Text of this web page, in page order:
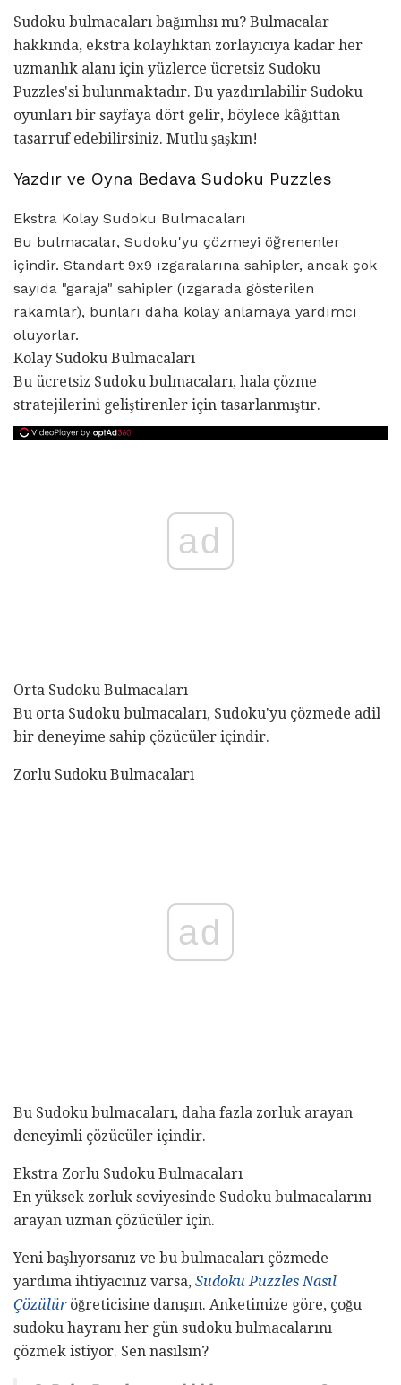
Sudoku bulmacaları bağımlısı mı? Bulmacalar
hakkında, ekstra kolaylıktan zorlayıcıya kadar her
uzmanlık alanı için yüzlerce ücretsiz Sudoku
Puzzles'si bulunmaktadır. Bu yazdırılabilir Sudoku
oyunları bir sayfaya dört gelir, böylece kâğıttan
tasarruf edebilirsiniz. Mutlu şaşkın!
Yazdır ve Oyna Bedava Sudoku Puzzles
Ekstra Kolay Sudoku Bulmacaları
Bu bulmacalar, Sudoku'yu çözmeyi öğrenenler
içindir. Standart 9x9 ızgaralarına sahipler, ancak çok
sayıda "garaja" sahipler (ızgarada gösterilen
rakamlar), bunları daha kolay anlamaya yardımcı
oluyorlar.
Kolay Sudoku Bulmacaları
Bu ücretsiz Sudoku bulmacaları, hala çözme
stratejilerini geliştirenler için tasarlanmıştır.
ad
Orta Sudoku Bulmacaları
Bu orta Sudoku bulmacaları, Sudoku'yu çözmede adil
bir deneyime sahip çözücüler içindir.
Zorlu Sudoku Bulmacaları
ad
Bu Sudoku bulmacaları, daha fazla zorluk arayan
deneyimli çözücüler içindir.
Ekstra Zorlu Sudoku Bulmacaları
En yüksek zorluk seviyesinde Sudoku bulmacalarını
arayan uzman çözücüler için.
Yeni başlıyorsanız ve bu bulmacaları çözmede
yardıma ihtiyacınız varsa, Sudoku Puzzles Nasıl
Çözülüröğreticisine danışın. Anketimize göre, çoğu
sudoku hayranı her gün sudoku bulmacalarını
çözmek istiyor. Sen nasılsın?